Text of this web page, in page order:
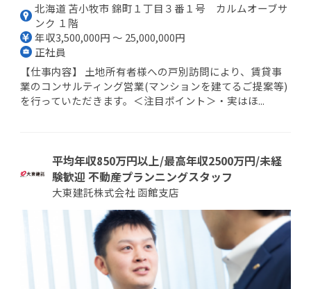
北海道 苫小牧市 錦町１丁目３番１号 カルムオーブサ
ンク １階
年収3,500,000円 ～ 25,000,000円
正社員
【仕事内容】 土地所有者様への戸別訪問により、賃貸事
業のコンサルティング営業(マンションを建てるご提案等)
を行っていただきます。＜注目ポイント＞・実はほ...
平均年収850万円以上/最高年収2500万円/未経
験歓迎 不動産プランニングスタッフ
大東建託株式会社 函館支店